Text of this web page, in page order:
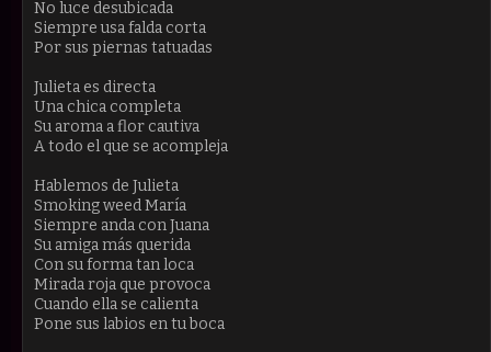
No luce desubicada
Siempre usa falda corta
Por sus piernas tatuadas
Julieta es directa
Una chica completa
Su aroma a flor cautiva
A todo el que se acompleja
Hablemos de Julieta
Smoking weed María
Siempre anda con Juana
Su amiga más querida
Con su forma tan loca
Mirada roja que provoca
Cuando ella se calienta
Pone sus labios en tu boca